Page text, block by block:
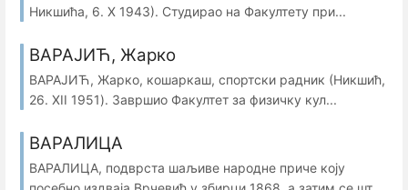
Никшића, 6. Х 1943). Студирао на Факултету при...
ВАРАЈИЋ, Жарко
ВАРАЈИЋ, Жарко, кошаркаш, спортски радник (Никшић,
26. XII 1951). Завршио Факултет за физичку кул...
ВАРАЛИЦА
ВАРАЛИЦА, подврста шаљиве народне приче коју